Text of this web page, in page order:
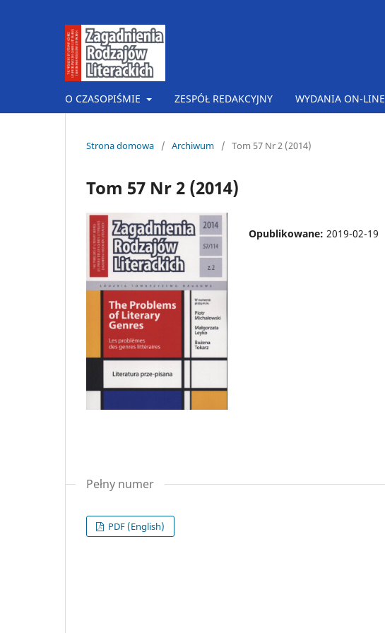
O CZASOPIŚMIE ZESPÓŁ REDAKCYJNY WYDANIA ON-LINE
Strona domowa / Archiwum / Tom 57 Nr 2 (2014)
Tom 57 Nr 2 (2014)
Opublikowane: 2019-02-19
Pełny numer
PDF (English)